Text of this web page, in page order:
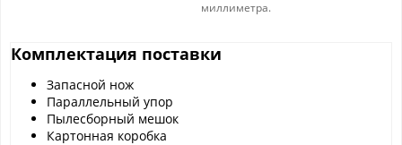
миллиметра.
Комплектация поставки
Запасной нож
Параллельный упор
Пылесборный мешок
Картонная коробка